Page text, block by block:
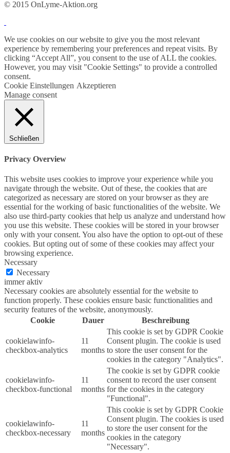
© 2015 OnLyme-Aktion.org
We use cookies on our website to give you the most relevant
experience by remembering your preferences and repeat visits. By
clicking “Accept All”, you consent to the use of ALL the cookies.
However, you may visit "Cookie Settings" to provide a controlled
consent.
Cookie Einstellungen Akzeptieren
Manage consent
Schließen
Privacy Overview
This website uses cookies to improve your experience while you
navigate through the website. Out of these, the cookies that are
categorized as necessary are stored on your browser as they are
essential for the working of basic functionalities of the website. We
also use third-party cookies that help us analyze and understand how
you use this website. These cookies will be stored in your browser
only with your consent. You also have the option to opt-out of these
cookies. But opting out of some of these cookies may affect your
browsing experience.
Necessary
Necessary
immer aktiv
Necessary cookies are absolutely essential for the website to
function properly. These cookies ensure basic functionalities and
security features of the website, anonymously.
Cookie
Dauer Beschreibung
cookielawinfo-
checkbox-analytics
11
months
This cookie is set by GDPR Cookie
Consent plugin. The cookie is used
to store the user consent for the
cookies in the category "Analytics".
cookielawinfo-
checkbox-functional
11
months
The cookie is set by GDPR cookie
consent to record the user consent
for the cookies in the category
"Functional".
cookielawinfo-
checkbox-necessary
11
months
This cookie is set by GDPR Cookie
Consent plugin. The cookies is used
to store the user consent for the
cookies in the category
"Necessary".